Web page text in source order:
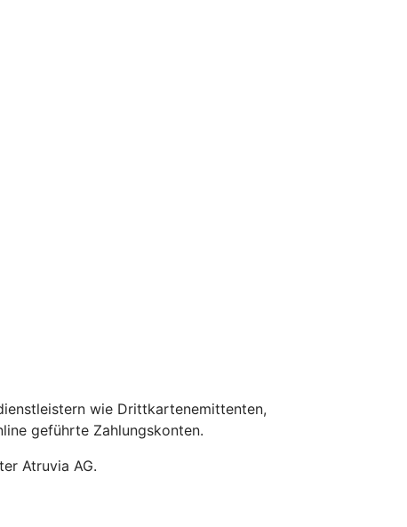
wie Drittkartenemittenten,
geführte Zahlungskonten.
Atruvia AG.